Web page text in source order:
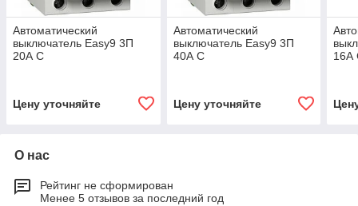
Автоматический
выключатель Easy9 3П
20А С
Цену уточняйте
Автоматический
выключатель Easy9 3П
40А С
Цену уточняйте
16А
О нас
Рейтинг не сформирован
Менее 5 отзывов за последний год